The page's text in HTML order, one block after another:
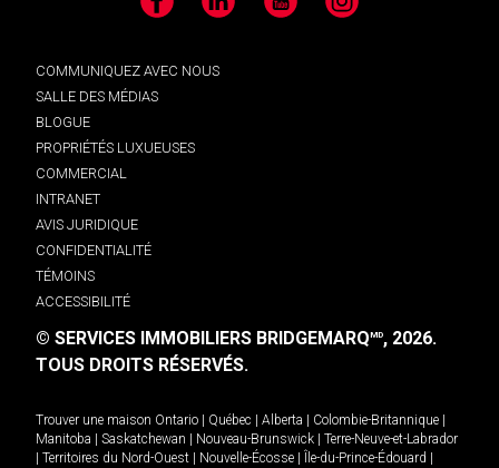
Facebook LinkedIn YouTube Instagram
COMMUNIQUEZ AVEC NOUS
SALLE DES MÉDIAS
BLOGUE
PROPRIÉTÉS LUXUEUSES
COMMERCIAL
INTRANET
AVIS JURIDIQUE
CONFIDENTIALITÉ
TÉMOINS
ACCESSIBILITÉ
© SERVICES IMMOBILIERS BRIDGEMARQMD, 2026.
TOUS DROITS RÉSERVÉS.
Trouver une maison Ontario Québec Alberta Colombie-Britannique
Manitoba
Saskatchewan Nouveau-Brunswick
Terre-Neuve-et-Labrador
Territoires du Nord-Ouest Nouvelle-Écosse Île-du-Prince-Édouard